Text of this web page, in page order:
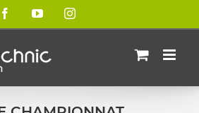
FacebookYouTubeInstagram